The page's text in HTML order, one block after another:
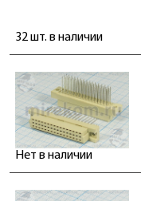
32 шт. в наличии
Нет в наличии